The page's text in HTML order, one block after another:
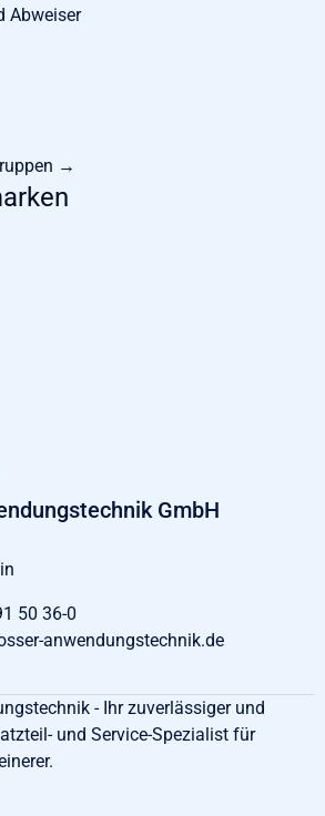
Abweiser
→
GmbH
50 36-0
anwendungstechnik.de
- Ihr zuverlässiger und
und Service-Spezialist für